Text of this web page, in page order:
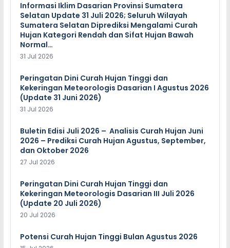
Informasi Iklim Dasarian Provinsi Sumatera
Selatan Update 31 Juli 2026; Seluruh Wilayah
Sumatera Selatan Diprediksi Mengalami Curah
Hujan Kategori Rendah dan Sifat Hujan Bawah
Normal…
31 Jul 2026
Peringatan Dini Curah Hujan Tinggi dan
Kekeringan Meteorologis Dasarian I Agustus 2026
(Update 31 Juni 2026)
31 Jul 2026
Buletin Edisi Juli 2026 – Analisis Curah Hujan Juni
2026 – Prediksi Curah Hujan Agustus, September,
dan Oktober 2026
27 Jul 2026
Peringatan Dini Curah Hujan Tinggi dan
Kekeringan Meteorologis Dasarian III Juli 2026
(Update 20 Juli 2026)
20 Jul 2026
Potensi Curah Hujan Tinggi Bulan Agustus 2026